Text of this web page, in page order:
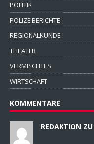
POLITIK
POLIZEIBERICHTE
REGIONALKUNDE
THEATER
VERMISCHTES
WIRTSCHAFT
KOMMENTARE
REDAKTION ZU